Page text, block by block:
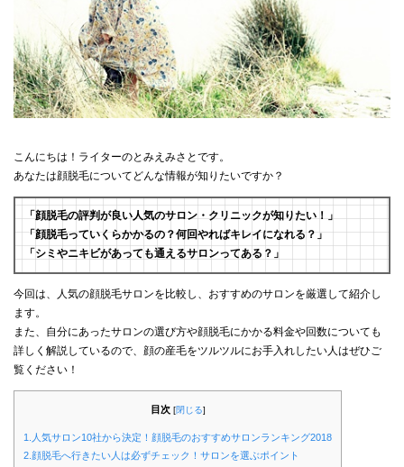
こんにちは！ライターのとみえみさとです。
あなたは顔脱毛についてどんな情報が知りたいですか？
「顔脱毛の評判が良い人気のサロン・クリニックが知りたい！」
「顔脱毛っていくらかかるの？何回やればキレイになれる？」
「シミやニキビがあっても通えるサロンってある？」
今回は、人気の顔脱毛サロンを比較し、おすすめのサロンを厳選して紹介し
ます。
また、自分にあったサロンの選び方や顔脱毛にかかる料金や回数についても
詳しく解説しているので、顔の産毛をツルツルにお手入れしたい人はぜひご
覧ください！
目次 [閉じる]
1.人気サロン10社から決定！顔脱毛のおすすめサロンランキング2018
2.顔脱毛へ行きたい人は必ずチェック！サロンを選ぶポイント